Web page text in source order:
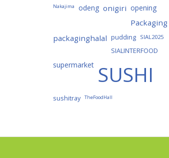
Nakajima odeng onigiri opening
Packaging
packaginghalal pudding SIAL2025
SIALINTERFOOD
supermarket SUSHI
sushitray TheFoodHall